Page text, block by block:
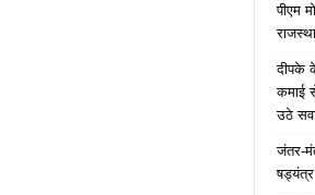
पीएम
दीपके
कमाई
उठे
जंतर-
षड्यंत्र